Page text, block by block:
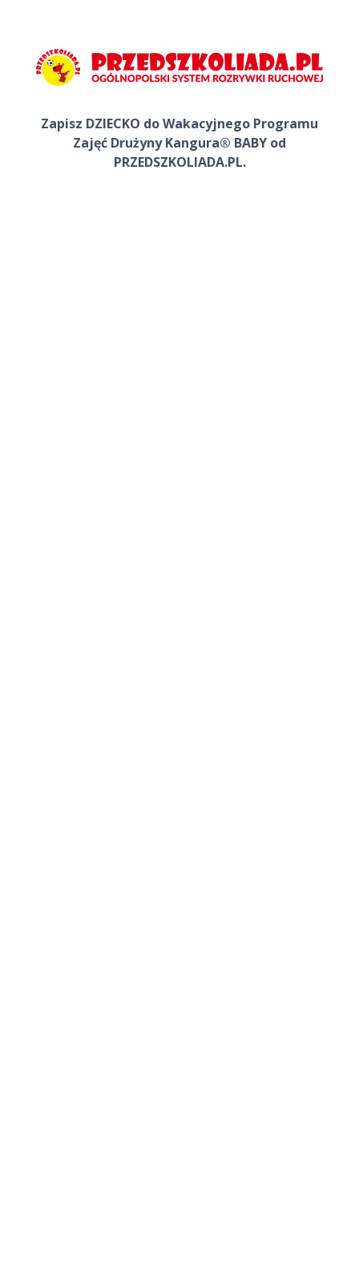
Zapisz DZIECKO do Wakacyjnego Programu
Zajęć Drużyny Kangura® BABY od
PRZEDSZKOLIADA.PL.